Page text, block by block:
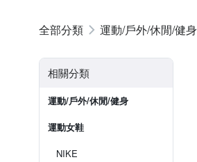
運動/戶外/休閒/健身
相關分類
運動/戶外/休閒/健身
運動女鞋
NIKE